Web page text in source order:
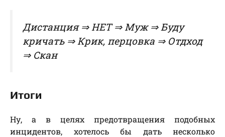
Дистанция ⇒ НЕТ ⇒ Муж ⇒ Буду
кричать ⇒ Крик, перцовка ⇒ Отдход
⇒ Скан
Итоги
Ну, а в целях предотвращения подобных
инцидентов, хотелось бы дать несколько